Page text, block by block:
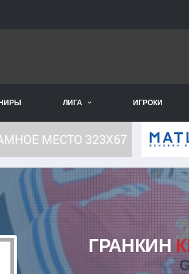
ЛИГА ИГРОКИ
ГРАНКИН